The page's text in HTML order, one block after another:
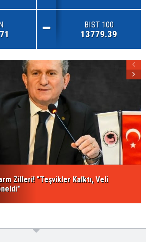
BIST 100
13779.39
Zilleri! "Teşvikler Kalktı, Veli